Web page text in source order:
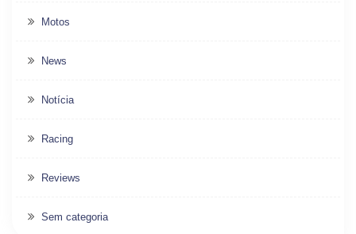
Motos
News
Notícia
Racing
Reviews
Sem categoria